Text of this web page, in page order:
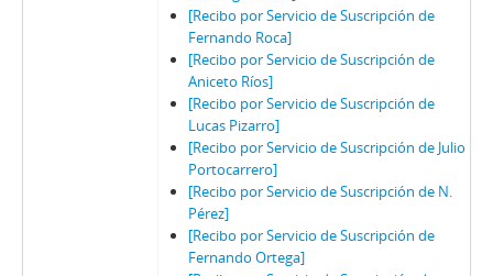
[Recibo por Servicio de Suscripción de
Fernando Roca]
[Recibo por Servicio de Suscripción de
Aniceto Ríos]
[Recibo por Servicio de Suscripción de
Lucas Pizarro]
[Recibo por Servicio de Suscripción de Julio
Portocarrero]
[Recibo por Servicio de Suscripción de N.
Pérez]
[Recibo por Servicio de Suscripción de
Fernando Ortega]